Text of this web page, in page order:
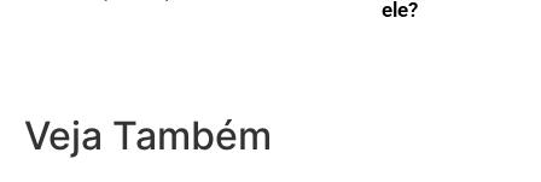
Veja Também